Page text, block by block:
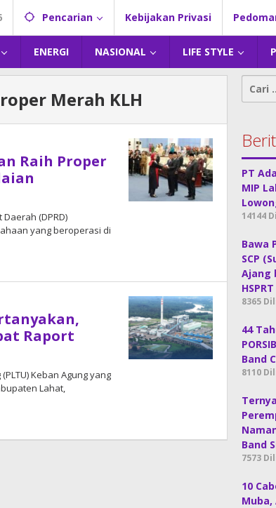
Pencarian Kebijakan Privasi
ENERGI NASIONAL LIFE STYLE
Merah KLH
Raih Proper
Daerah (DPRD)
yang beroperasi di
Raport
Keban Agung yang
Lahat,
Cari
untuk:
PT
MIP
14144
Bawa
SCP
Ajang
8365
44
Band
8110
Band
7573
10
Muba,